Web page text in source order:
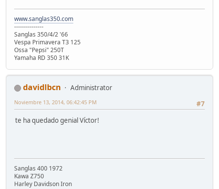
www.sanglas350.com
---------------
Sanglas 350/4/2 '66
Vespa Primavera T3 125
Ossa "Pepsi" 250T
Yamaha RD 350 31K
davidlbcn
Administrator
#7
Noviembre 13, 2014, 06:42:45 PM
te ha quedado genial Víctor!
Sanglas 400 1972
Kawa Z750
Harley Davidson Iron